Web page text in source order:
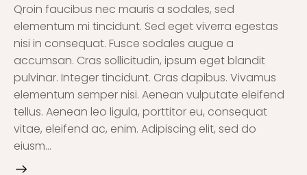
Qroin faucibus nec mauris a sodales, sed
elementum mi tincidunt. Sed eget viverra egestas
nisi in consequat. Fusce sodales augue a
accumsan. Cras sollicitudin, ipsum eget blandit
pulvinar. Integer tincidunt. Cras dapibus. Vivamus
elementum semper nisi. Aenean vulputate eleifend
tellus. Aenean leo ligula, porttitor eu, consequat
vitae, eleifend ac, enim. Adipiscing elit, sed do
eiusm…